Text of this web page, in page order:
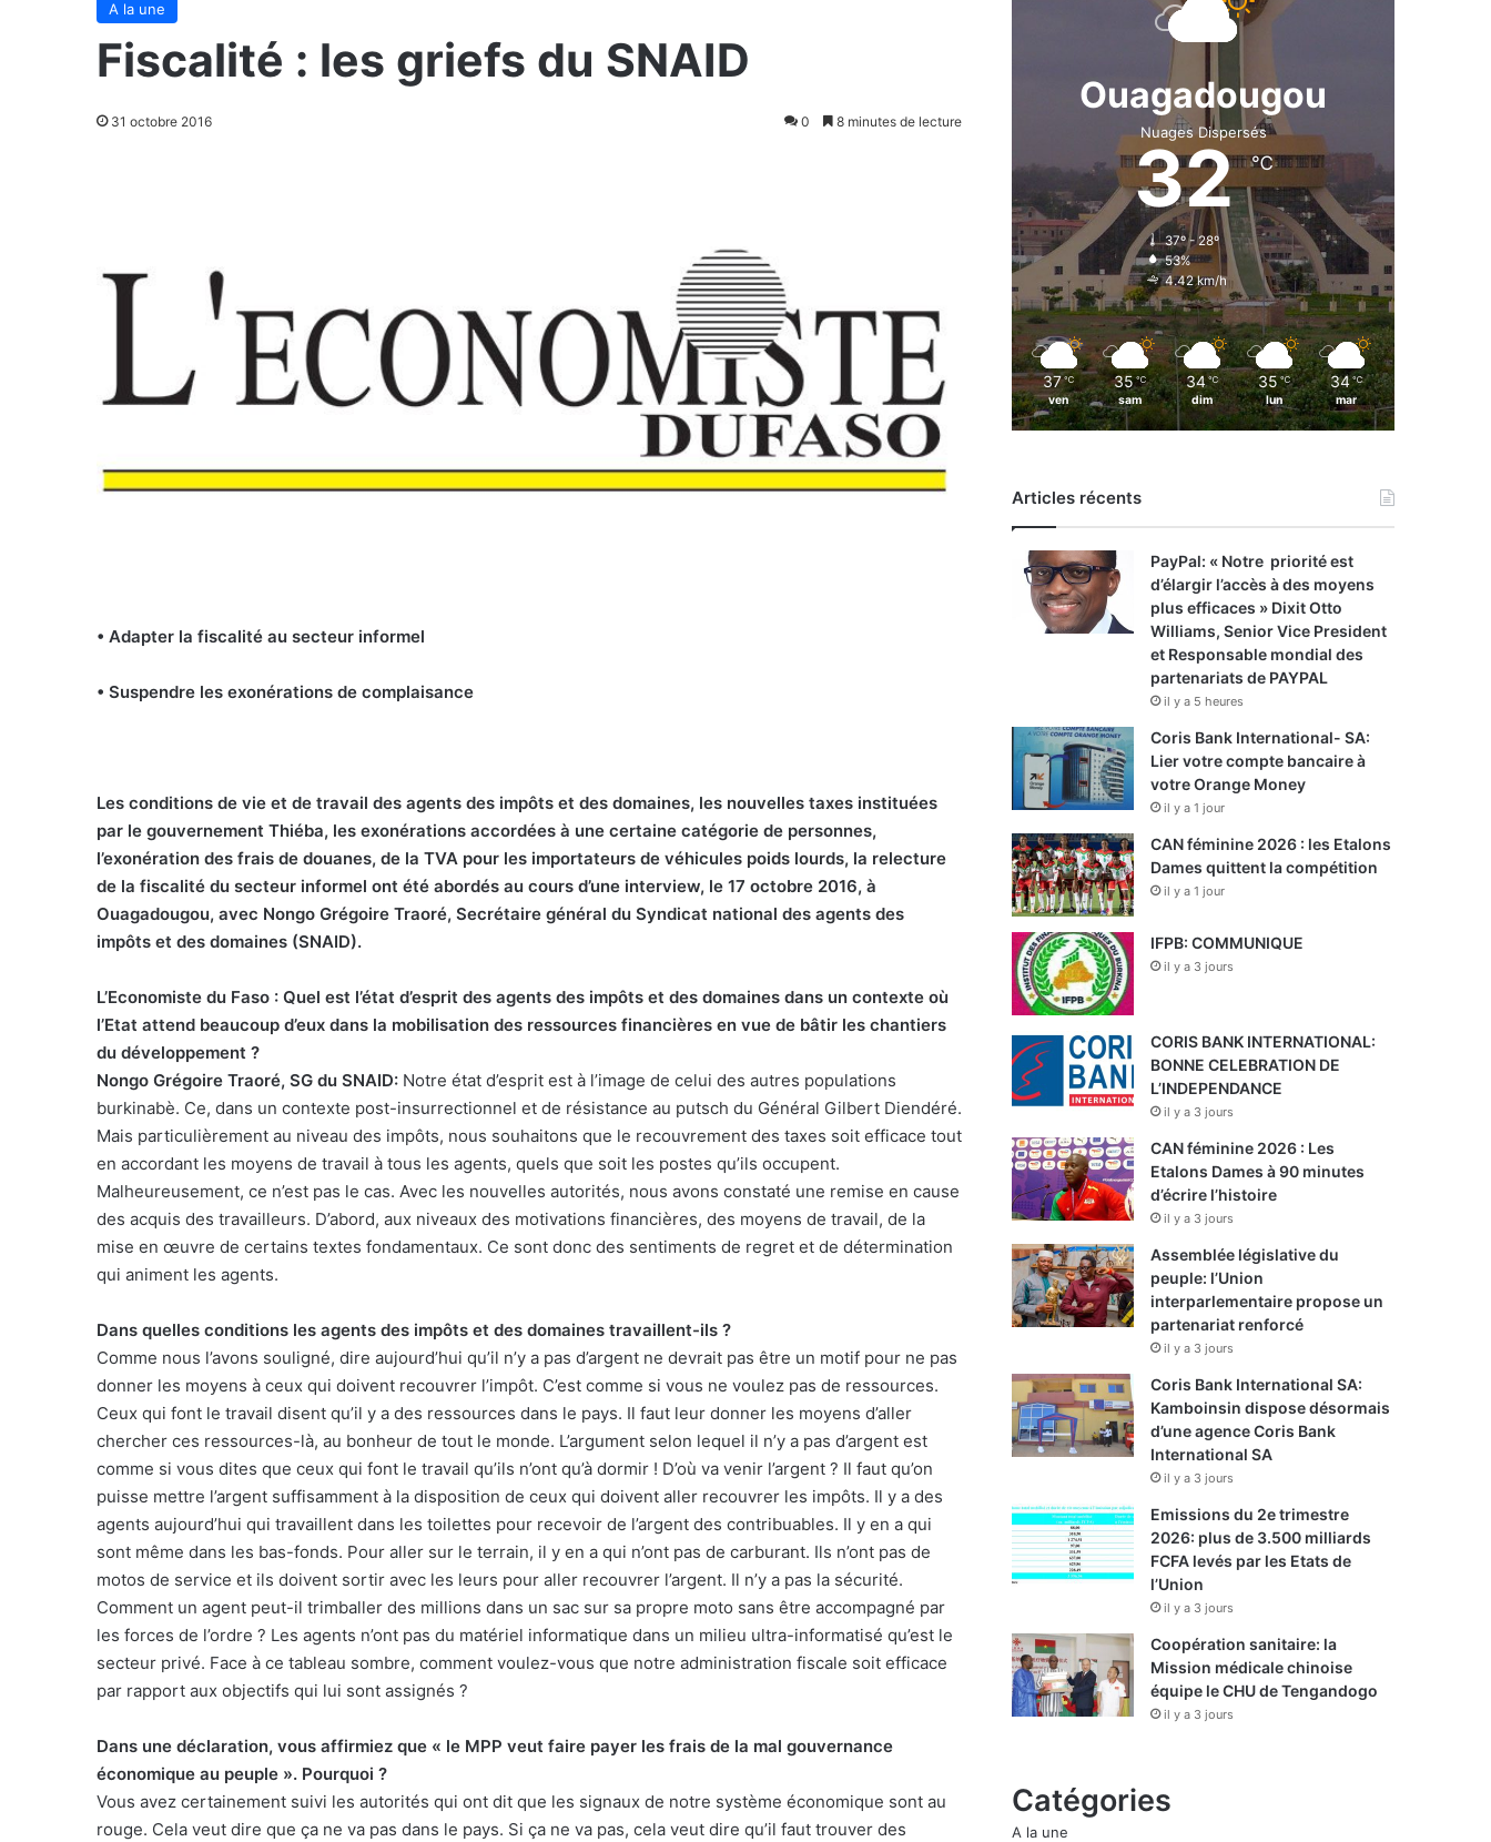
A la une
Fiscalité : les griefs du SNAID
31 octobre 2016 0 8 minutes de lecture
• Adapter la fiscalité au secteur informel
• Suspendre les exonérations de complaisance
Les conditions de vie et de travail des agents des impôts et des domaines, les nouvelles taxes instituées
par le gouvernement Thiéba, les exonérations accordées à une certaine catégorie de personnes,
l’exonération des frais de douanes, de la TVA pour les importateurs de véhicules poids lourds, la relecture
de la fiscalité du secteur informel ont été abordés au cours d’une interview, le 17 octobre 2016, à
Ouagadougou, avec Nongo Grégoire Traoré, Secrétaire général du Syndicat national des agents des
impôts et des domaines (SNAID).
L’Economiste du Faso : Quel est l’état d’esprit des agents des impôts et des domaines dans un contexte où
l’Etat attend beaucoup d’eux dans la mobilisation des ressources financières en vue de bâtir les chantiers
du développement ?
Nongo Grégoire Traoré, SG du SNAID: Notre état d’esprit est à l’image de celui des autres populations
burkinabè. Ce, dans un contexte post-insurrectionnel et de résistance au putsch du Général Gilbert Diendéré.
Mais particulièrement au niveau des impôts, nous souhaitons que le recouvrement des taxes soit efficace tout
en accordant les moyens de travail à tous les agents, quels que soit les postes qu’ils occupent.
Malheureusement, ce n’est pas le cas. Avec les nouvelles autorités, nous avons constaté une remise en cause
des acquis des travailleurs. D’abord, aux niveaux des motivations financières, des moyens de travail, de la
mise en œuvre de certains textes fondamentaux. Ce sont donc des sentiments de regret et de détermination
qui animent les agents.
Dans quelles conditions les agents des impôts et des domaines travaillent-ils ?
Comme nous l’avons souligné, dire aujourd’hui qu’il n’y a pas d’argent ne devrait pas être un motif pour ne pas
donner les moyens à ceux qui doivent recouvrer l’impôt. C’est comme si vous ne voulez pas de ressources.
Ceux qui font le travail disent qu’il y a des ressources dans le pays. Il faut leur donner les moyens d’aller
chercher ces ressources-là, au bonheur de tout le monde. L’argument selon lequel il n’y a pas d’argent est
comme si vous dites que ceux qui font le travail qu’ils n’ont qu’à dormir ! D’où va venir l’argent ? Il faut qu’on
puisse mettre l’argent suffisamment à la disposition de ceux qui doivent aller recouvrer les impôts. Il y a des
agents aujourd’hui qui travaillent dans les toilettes pour recevoir de l’argent des contribuables. Il y en a qui
sont même dans les bas-fonds. Pour aller sur le terrain, il y en a qui n’ont pas de carburant. Ils n’ont pas de
motos de service et ils doivent sortir avec les leurs pour aller recouvrer l’argent. Il n’y a pas la sécurité.
Comment un agent peut-il trimballer des millions dans un sac sur sa propre moto sans être accompagné par
les forces de l’ordre ? Les agents n’ont pas du matériel informatique dans un milieu ultra-informatisé qu’est le
secteur privé. Face à ce tableau sombre, comment voulez-vous que notre administration fiscale soit efficace
par rapport aux objectifs qui lui sont assignés ?
Dans une déclaration, vous affirmiez que « le MPP veut faire payer les frais de la mal gouvernance
économique au peuple ». Pourquoi ?
Vous avez certainement suivi les autorités qui ont dit que les signaux de notre système économique sont au
rouge. Cela veut dire que ça ne va pas dans le pays. Si ça ne va pas, cela veut dire qu’il faut trouver des
Ouagadougou
Nuages Dispersés
32℃
37º - 28º
53%
4.42 km/h
37 ℃
ven
35 ℃
sam
34 ℃
dim
35 ℃
lun
34 ℃
mar
Articles récents
PayPal: « Notre priorité est
d’élargir l’accès à des moyens
plus efficaces » Dixit Otto
Williams, Senior Vice President
et Responsable mondial des
partenariats de PAYPAL
il y a 5 heures
Coris Bank International- SA:
Lier votre compte bancaire à
votre Orange Money
il y a 1 jour
CAN féminine 2026 : les Etalons
Dames quittent la compétition
il y a 1 jour
IFPB: COMMUNIQUE
il y a 3 jours
CORIS BANK INTERNATIONAL:
BONNE CELEBRATION DE
L’INDEPENDANCE
il y a 3 jours
CAN féminine 2026 : Les
Etalons Dames à 90 minutes
d’écrire l’histoire
il y a 3 jours
Assemblée législative du
peuple: l’Union
interparlementaire propose un
partenariat renforcé
il y a 3 jours
Coris Bank International SA:
Kamboinsin dispose désormais
d’une agence Coris Bank
International SA
il y a 3 jours
Emissions du 2e trimestre
2026: plus de 3.500 milliards
FCFA levés par les Etats de
l’Union
il y a 3 jours
Coopération sanitaire: la
Mission médicale chinoise
équipe le CHU de Tengandogo
il y a 3 jours
Catégories
A la une